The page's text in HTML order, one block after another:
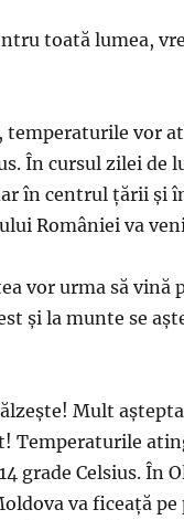
toată lumea,
temperaturile vor
În cursul zilei de
în centrul țării și
României va
vor urma să vină
și la munte se
Mult
Temperaturile
grade Celsius. În
va ficeață pe